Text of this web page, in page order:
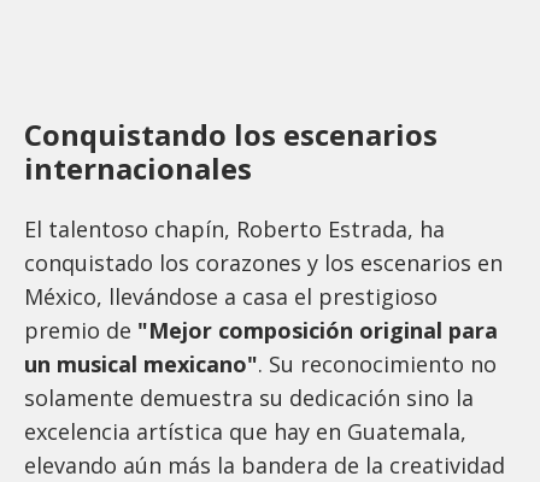
Conquistando los escenarios
internacionales
El talentoso chapín, Roberto Estrada, ha
conquistado los corazones y los escenarios en
México, llevándose a casa el prestigioso
premio de "Mejor composición original para
un musical mexicano". Su reconocimiento no
solamente demuestra su dedicación sino la
excelencia artística que hay en Guatemala,
elevando aún más la bandera de la creatividad